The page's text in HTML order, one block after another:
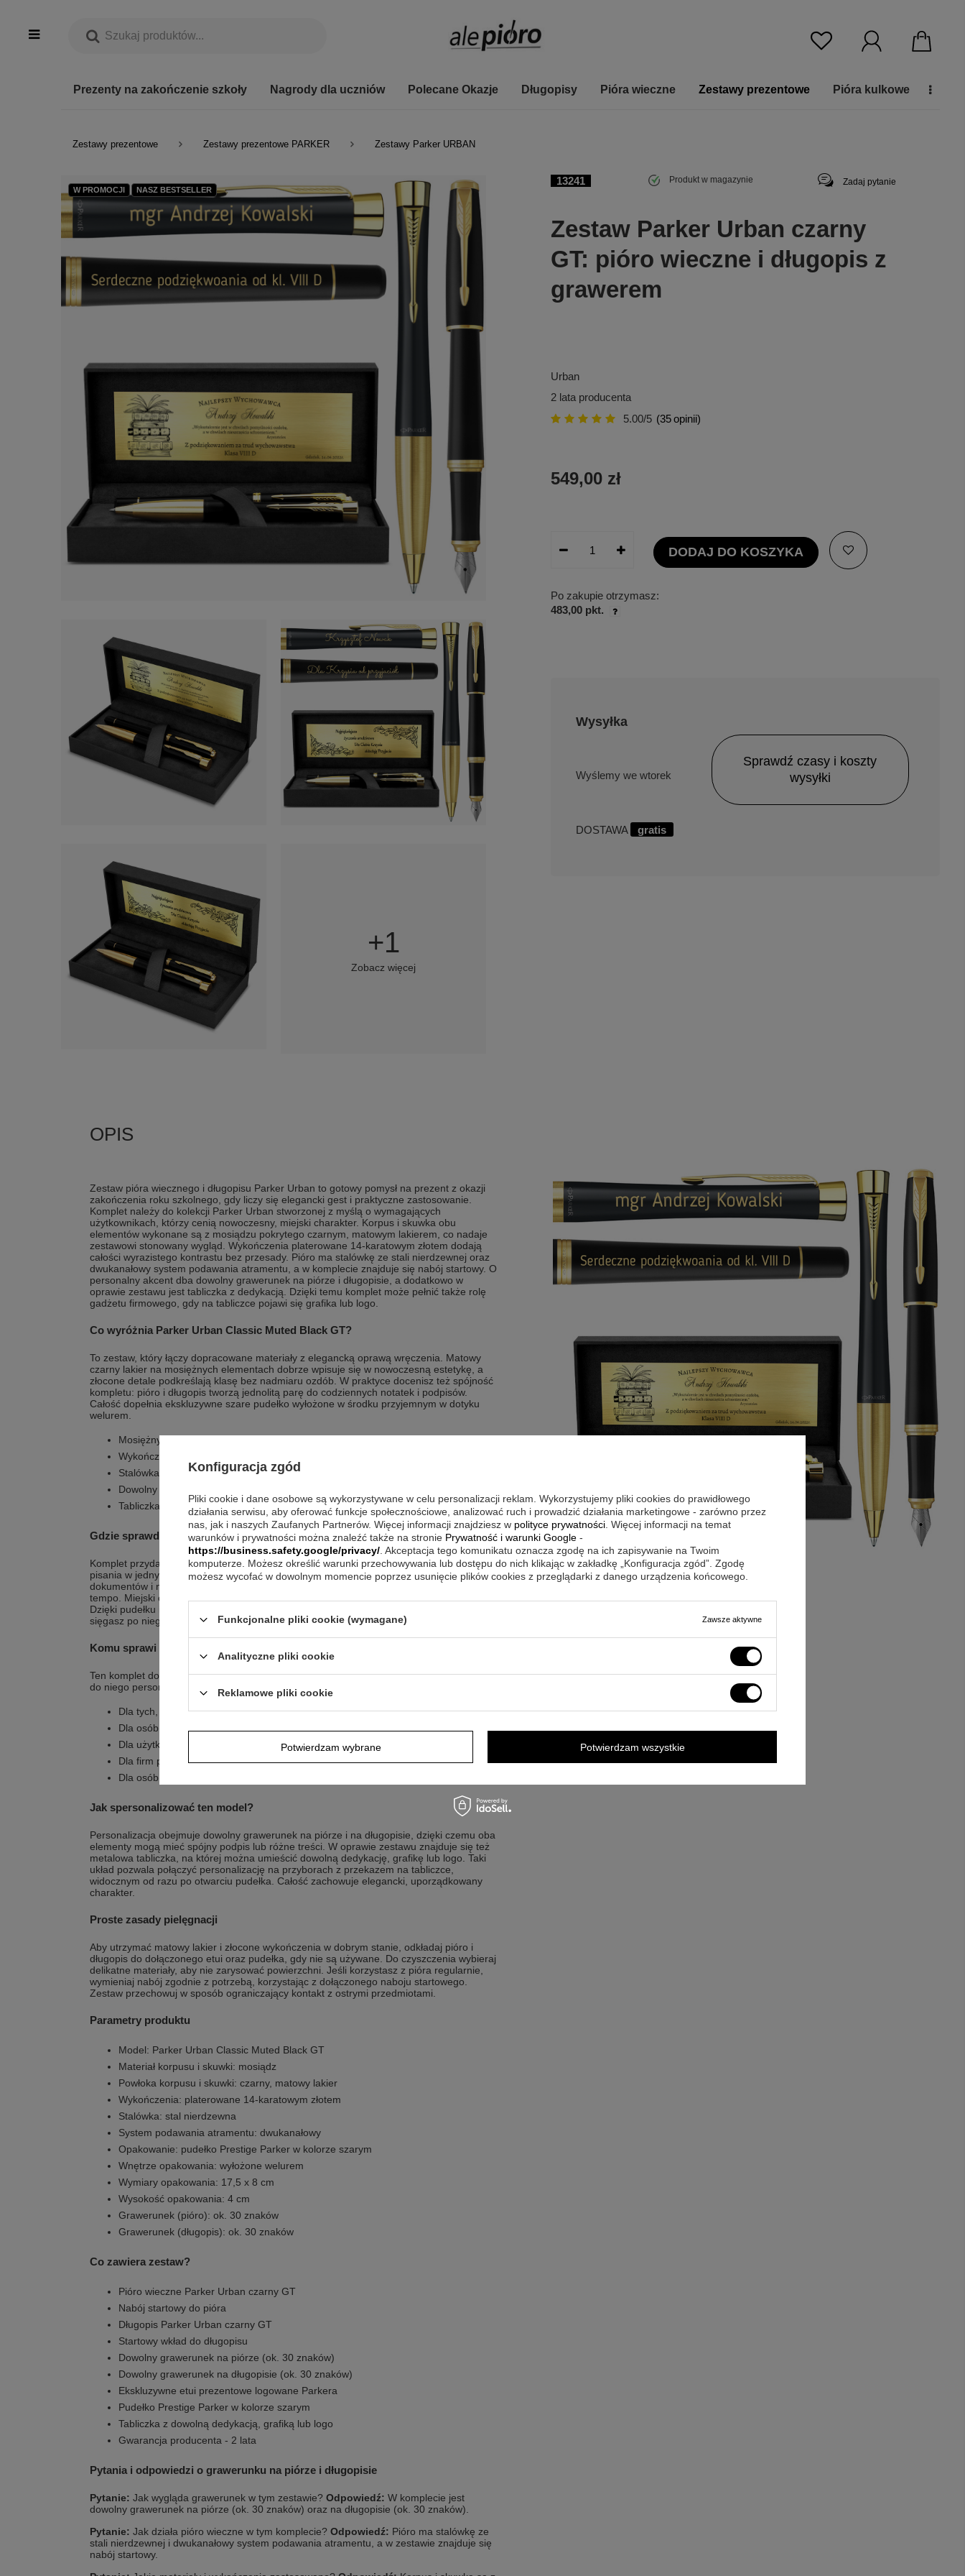
Prezenty na zakończenie szkoły Nagrody dla uczniów Polecane Okazje Długopisy Pióra wieczne Zestawy prezentowe Pióra kulkowe
Zestawy prezentowe Zestawy prezentowe PARKER Zestawy Parker URBAN
+1
Zobacz więcej
W PROMOCJI NASZ BESTSELLER
13241 Produkt w magazynie Zadaj pytanie
Zestaw Parker Urban czarny
GT: pióro wieczne i długopis z
grawerem
Urban
2 lata producenta
5.00/5 (35opinii)
549,00 zł
DODAJ DO KOSZYKA
Po zakupie otrzymasz:
483,00 pkt.
Wysyłka
we wtorek
DOSTAWA gratis
Sprawdź czasy i koszty
wysyłki
Zestaw pióra wiecznego i długopisu Parker Urban to gotowy pomysł na prezent z okazji
zakończenia roku szkolnego, gdy liczy się elegancki gest i praktyczne zastosowanie.
Komplet należy do kolekcji Parker Urban stworzonej z myślą o wymagających
użytkownikach, którzy cenią nowoczesny, miejski charakter. Korpus i skuwka obu
elementów wykonane są z mosiądzu pokrytego czarnym, matowym lakierem, co nadaje
zestawowi stonowany wygląd. Wykończenia platerowane 14-karatowym złotem dodają
całości wyrazistego kontrastu bez przesady. Pióro ma stalówkę ze stali nierdzewnej oraz
dwukanałowy system podawania atramentu, a w komplecie znajduje się nabój startowy. O
personalny akcent dba dowolny grawerunek na piórze i długopisie, a dodatkowo w
oprawie zestawu jest tabliczka z dedykacją. Dzięki temu komplet może pełnić także rolę
gadżetu firmowego, gdy na tabliczce pojawi się grafika lub logo.
Co wyróżnia Parker Urban Classic Muted Black GT?
To zestaw, który łączy dopracowane materiały z elegancką oprawą wręczenia. Matowy
czarny lakier na mosiężnych elementach dobrze wpisuje się w nowoczesną estetykę, a
złocone detale podkreślają klasę bez nadmiaru ozdób. W praktyce docenisz też spójność
kompletu: pióro i długopis tworzą jednolitą parę do codziennych notatek i podpisów.
Całość dopełnia ekskluzywne szare pudełko wyłożone w środku przyjemnym w dotyku
welurem.
Mosiężny korpus i skuwka pokryte czarnym, matowym lakierem
Wykończenia platerowane 14-karatowym złotem
Stalówka ze stali nierdzewnej z dwukanałowym podawaniem atramentu
Dowolny grawerunek na piórze i długopisie
Tabliczka z dedykacją, grafiką lub logo w oprawie zestawu
Gdzie sprawdzi się najlepiej w praktyce?
Komplet przydaje się wszędzie tam, gdzie chcesz mieć pod ręką dwa różne narzędzia
pisania w jednym stylu. Pióro wieczne dobrze pasuje do spokojnego podpisywania
dokumentów i notowania, a długopis sprawdza się w szybkich sytuacjach, gdy liczy się
tempo. Miejski charakter serii Urban pasuje do biura, spotkań i codziennych obowiązków.
Dzięki pudełku i etui prezentowemu łatwo przechowujesz zestaw w jednym miejscu i
sięgasz po niego wtedy, gdy jest potrzebny.
Komu sprawi największą radość?
Ten komplet dobrze trafia w gust osób, które lubią nowoczesne wzornictwo i chcą dodać
do niego personalny detal.
Dla tych, którzy wybierają czarny, matowy lakier i stonowaną estetykę
Dla osób ceniących detale platerowane 14-karatowym złotem
Dla użytkowników, którzy chcą mieć pióro wieczne i długopis w jednym zestawie
Dla firm przygotowujących gadżet z tabliczką na grafikę lub logo
Dla osób szukających prezentu z okazji zakończenia roku szkolnego
Jak spersonalizować ten model?
Personalizacja obejmuje dowolny grawerunek na piórze i na długopisie, dzięki czemu oba
elementy mogą mieć spójny podpis lub różne treści. W oprawie zestawu znajduje się też
metalowa tabliczka, na której można umieścić dowolną dedykację, grafikę lub logo. Taki
układ pozwala połączyć personalizację na przyborach z przekazem na tabliczce,
widocznym od razu po otwarciu pudełka. Całość zachowuje elegancki, uporządkowany
charakter.
Proste zasady pielęgnacji
Aby utrzymać matowy lakier i złocone wykończenia w dobrym stanie, odkładaj pióro i
długopis do dołączonego etui oraz pudełka, gdy nie są używane. Do czyszczenia wybieraj
delikatne materiały, aby nie zarysować powierzchni. Jeśli korzystasz z pióra regularnie,
wymieniaj nabój zgodnie z potrzebą, korzystając z dołączonego naboju startowego.
Zestaw przechowuj w sposób ograniczający kontakt z ostrymi przedmiotami.
Parametry produktu
Model: Parker Urban Classic Muted Black GT
Materiał korpusu i skuwki: mosiądz
Powłoka korpusu i skuwki: czarny, matowy lakier
Wykończenia: platerowane 14-karatowym złotem
Stalówka: stal nierdzewna
System podawania atramentu: dwukanałowy
Opakowanie: pudełko Prestige Parker w kolorze szarym
Wnętrze opakowania: wyłożone welurem
Wymiary opakowania: 17,5 x 8 cm
Wysokość opakowania: 4 cm
Grawerunek (pióro): ok. 30 znaków
Grawerunek (długopis): ok. 30 znaków
Co zawiera zestaw?
Pióro wieczne Parker Urban czarny GT
Nabój startowy do pióra
Długopis Parker Urban czarny GT
Startowy wkład do długopisu
Dowolny grawerunek na piórze (ok. 30 znaków)
Dowolny grawerunek na długopisie (ok. 30 znaków)
Ekskluzywne etui prezentowe logowane Parkera
Pudełko Prestige Parker w kolorze szarym
Tabliczka z dowolną dedykacją, grafiką lub logo
Gwarancja producenta - 2 lata
Pytania i odpowiedzi o grawerunku na piórze i długopisie
Pytanie: Jak wygląda grawerunek w tym zestawie? Odpowiedź: W komplecie jest
dowolny grawerunek na piórze (ok. 30 znaków) oraz na długopisie (ok. 30 znaków).
Pytanie: Jak działa pióro wieczne w tym komplecie? Odpowiedź: Pióro ma stalówkę ze
stali nierdzewnej i dwukanałowy system podawania atramentu, a w zestawie znajduje się
nabój startowy.
Konfiguracja zgód
Pliki cookie i dane osobowe są wykorzystywane w celu personalizacji reklam. Wykorzystujemy pliki cookies do prawidłowego
działania serwisu, aby oferować funkcje społecznościowe, analizować ruch i prowadzić działania marketingowe - zarówno przez
nas, jak i naszych Zaufanych Partnerów. Więcej informacji znajdziesz w polityce prywatności . Więcej informacji na temat
warunków i prywatności można znaleźć także na stronie Prywatność i warunki Google -
https://business.safety.google/privacy/ . Akceptacja tego komunikatu oznacza zgodę na ich zapisywanie na Twoim
komputerze. Możesz określić warunki przechowywania lub dostępu do nich klikając w zakładkę „Konfiguracja zgód”. Zgodę
możesz wycofać w dowolnym momencie poprzez usunięcie plików cookies z przeglądarki z danego urządzenia końcowego.
Funkcjonalne pliki cookie (wymagane) Zawsze aktywne
Analityczne pliki cookie
Reklamowe pliki cookie
Potwierdzam wybrane Potwierdzam wszystkie